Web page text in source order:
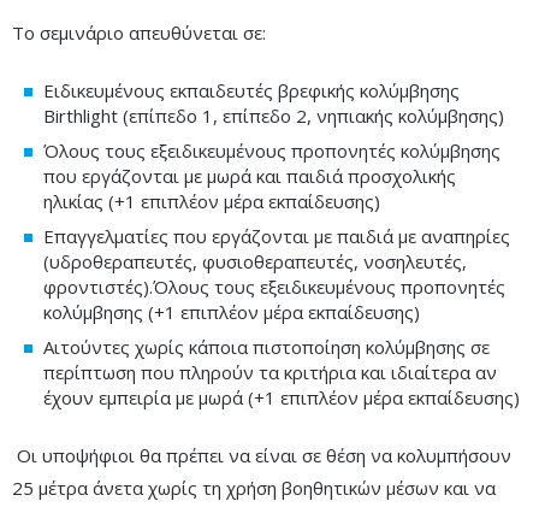
Το σεμινάριο απευθύνεται σε:
Ειδικευμένους εκπαιδευτές βρεφικής κολύμβησης
Birthlight (επίπεδο 1, επίπεδο 2, νηπιακής κολύμβησης)
Όλους τους εξειδικευμένους προπονητές κολύμβησης
που εργάζονται με μωρά και παιδιά προσχολικής
ηλικίας (+1 επιπλέον μέρα εκπαίδευσης)
Επαγγελματίες που εργάζονται με παιδιά με αναπηρίες
(υδροθεραπευτές, φυσιοθεραπευτές, νοσηλευτές,
φροντιστές).Όλους τους εξειδικευμένους προπονητές
κολύμβησης (+1 επιπλέον μέρα εκπαίδευσης)
Αιτούντες χωρίς κάποια πιστοποίηση κολύμβησης σε
περίπτωση που πληρούν τα κριτήρια και ιδιαίτερα αν
έχουν εμπειρία με μωρά (+1 επιπλέον μέρα εκπαίδευσης)
Οι υποψήφιοι θα πρέπει να είναι σε θέση να κολυμπήσουν
25 μέτρα άνετα χωρίς τη χρήση βοηθητικών μέσων και να